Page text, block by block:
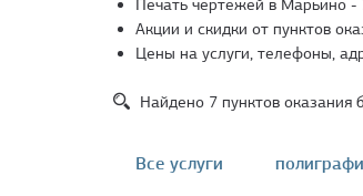
Печать чертежей в Марьино -
Акции и скидки от пунктов
Цены на услуги, телефоны,
Найдено 7 пунктов оказания
Все услуги